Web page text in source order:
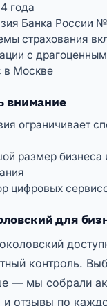
года
Банка России
страхования
с
в Москве
внимание
ограничивает
размер бизнеса
цифровых
для
контроль.
— мы собрали
и отзывы по